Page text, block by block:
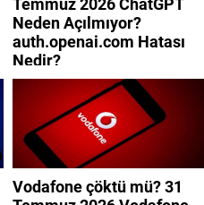
Temmuz 2026 ChatGPT
Neden Açılmıyor?
auth.openai.com Hatası
Nedir?
Vodafone çöktü mü? 31